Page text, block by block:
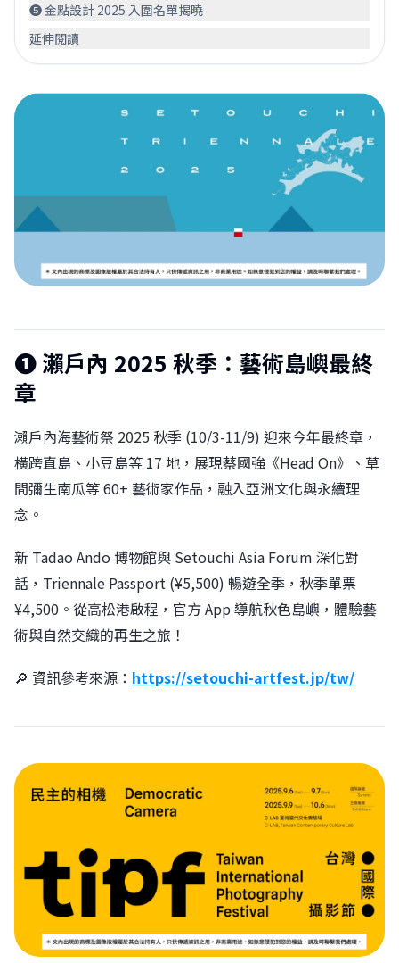
❺ 金點設計 2025 入圍名單揭曉
延伸閱讀
❶瀨戶內 2025 秋季：藝術島嶼最終
章
瀨戶內海藝術祭 2025 秋季 (10/3-11/9) 迎來今年最終章，
橫跨直島、小豆島等 17 地，展現蔡國強《Head On》、草
間彌生南瓜等 60+ 藝術家作品，融入亞洲文化與永續理
念。
新 Tadao Ando 博物館與 Setouchi Asia Forum 深化對
話，Triennale Passport (¥5,500) 暢遊全季，秋季單票
¥4,500。從高松港啟程，官方 App 導航秋色島嶼，體驗藝
術與自然交織的再生之旅！
🔎 資訊參考來源： https://setouchi-artfest.jp/tw/